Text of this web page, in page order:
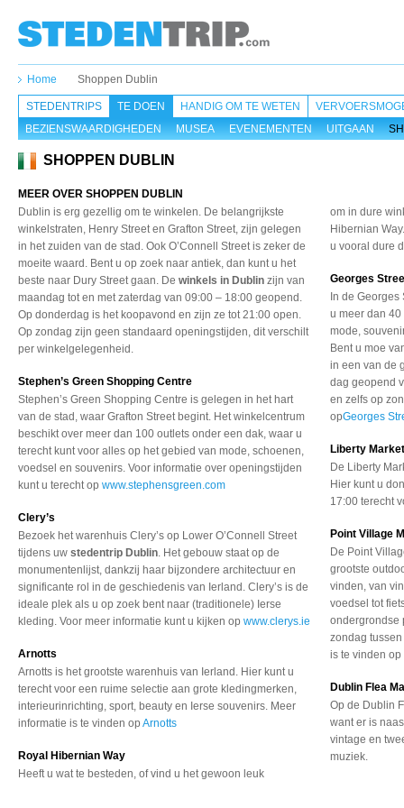
Home Shoppen Dublin
STEDENTRIPS
TE DOEN
BEZIENSWAARDIGHEDEN
MUSEA EVENEMENTEN UITGAAN
HANDIG OM TE WETEN
SHOPPEN DUBLIN
MEER OVER SHOPPEN DUBLIN
Dublin is erg gezellig om te winkelen. De belangrijkste
winkelstraten, Henry Street en Grafton Street, zijn gelegen
in het zuiden van de stad. Ook O’Connell Street is zeker de
moeite waard. Bent u op zoek naar antiek, dan kunt u het
beste naar Dury Street gaan. De winkels in Dublin zijn van
maandag tot en met zaterdag van 09:00 – 18:00 geopend.
Op donderdag is het koopavond en zijn ze tot 21:00 open.
Op zondag zijn geen standaard openingstijden, dit verschilt
per winkelgelegenheid.
Stephen’s Green Shopping Centre
Stephen’s Green Shopping Centre is gelegen in het hart
van de stad, waar Grafton Street begint. Het winkelcentrum
beschikt over meer dan 100 outlets onder een dak, waar u
terecht kunt voor alles op het gebied van mode, schoenen,
voedsel en souvenirs. Voor informatie over openingstijden
kunt u terecht op www.stephensgreen.com
Clery’s
Bezoek het warenhuis Clery’s op Lower O’Connell Street
tijdens uw stedentrip Dublin. Het gebouw staat op de
monumentenlijst, dankzij haar bijzondere architectuur en
significante rol in de geschiedenis van Ierland. Clery’s is de
ideale plek als u op zoek bent naar (traditionele) Ierse
kleding. Voor meer informatie kunt u kijken op www.clerys.ie
Arnotts
Arnotts is het grootste warenhuis van Ierland. Hier kunt u
terecht voor een ruime selectie aan grote kledingmerken,
interieurinrichting, sport, beauty en Ierse souvenirs. Meer
informatie is te vinden op Arnotts
Royal Hibernian Way
Heeft u wat te besteden, of vind u het gewoon leuk
om in dure
Hibernian
u vooral dure
Georges
In de
u meer dan
mode,
Bent u moe
in een van de
dag geopend
en zelfs op
opGeorges
Liberty
De Liberty
Hier kunt u
17:00 terecht
Point Village
De Point
grootste
vinden, van
voedsel tot
ondergrondse
zondag
is te vinden op
Dublin Flea
Op de Dublin
want er is
vintage en
muziek.